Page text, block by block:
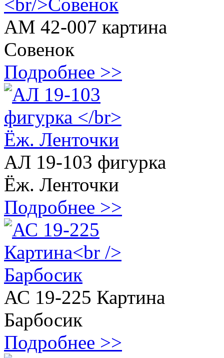
АМ 42-007 картина
Совенок
Подробнее >>
АЛ 19-103 фигурка
Ёж. Ленточки
Подробнее >>
АС 19-225 Картина
Барбосик
Подробнее >>